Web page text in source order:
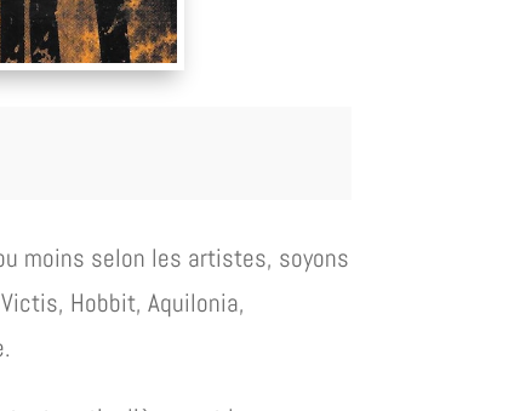
moins selon les artistes, soyons
Hobbit, Aquilonia,